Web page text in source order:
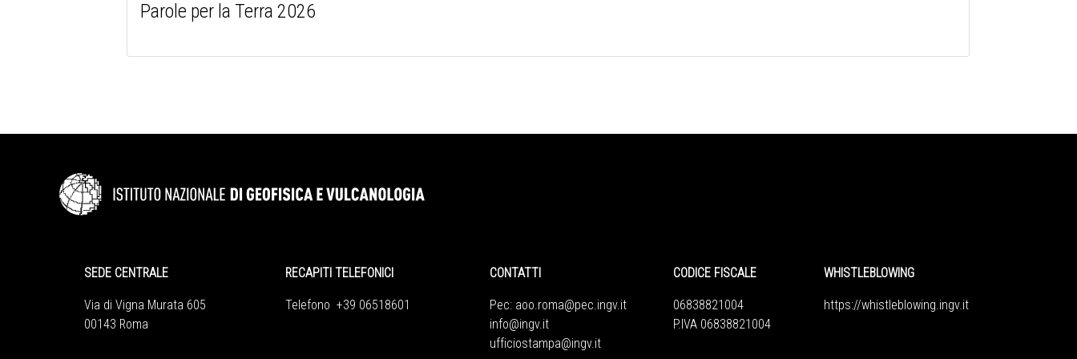
Parole per la Terra 2026
SEDE CENTRALE
Via di Vigna Murata 605
00143 Roma
RECAPITI TELEFONICI
Telefono +39 06518601
CONTATTI
Pec: aoo.roma@pec.ingv.it
info@ingv.it
ufficiostampa@ingv.it
CODICE FISCALE
06838821004
P.IVA 06838821004
WHISTLEBLOWING
https://whistleblowing.ingv. it